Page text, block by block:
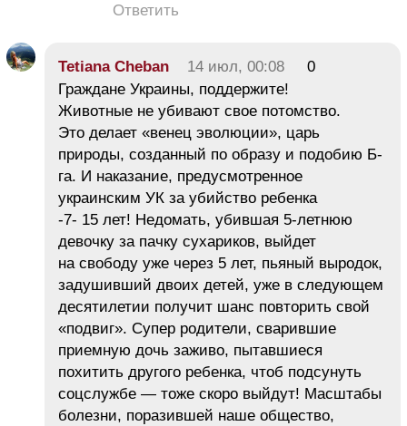
Ответить
Tetiana Cheban 14 июл, 00:08
0
Граждане Украины, поддержите!
Животные не убивают свое потомство.
Это делает «венец эволюции», царь
природы, созданный по образу и подобию Б-
га. И наказание, предусмотренное
украинским УК за убийство ребенка
-7- 15 лет! Недомать, убившая 5-летнюю
девочку за пачку сухариков, выйдет
на свободу уже через 5 лет, пьяный выродок,
задушивший двоих детей, уже в следующем
десятилетии получит шанс повторить свой
«подвиг». Супер родители, сварившие
приемную дочь заживо, пытавшиеся
похитить другого ребенка, чтоб подсунуть
соцслужбе — тоже скоро выйдут! Масштабы
болезни, поразившей наше общество,